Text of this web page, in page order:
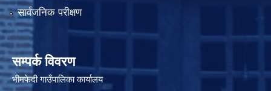
सार्वजनिक परीक्षण
सम्पर्क विवरण
भीमफेदी गाउँपालिका कार्यालय